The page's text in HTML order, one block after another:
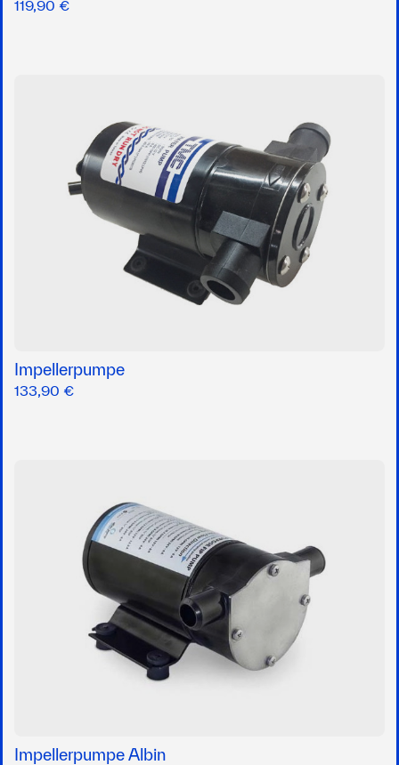
119,90 €
Impellerpumpe
133,90 €
Impellerpumpe Albin